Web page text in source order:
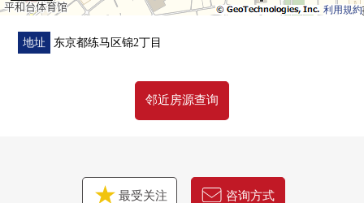
利用規約
地址 东京都练马区锦2丁目
邻近房源查询
最受关注 咨询方式